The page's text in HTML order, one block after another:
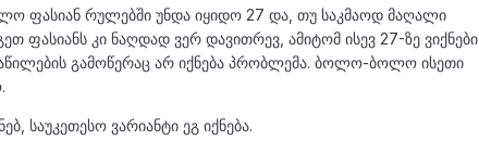
ფასიან რულებში უნდა იყიდო 27 და, თუ საკმაოდ მაღალი
ფასიანს კი ნაღდად ვერ დავითრევ, ამიტომ ისევ 27-ზე ვიქნები
გამოწერაც არ იქნება პრობლემა. ბოლო-ბოლო ისეთი
საუკეთესო ვარიანტი ეგ იქნება.